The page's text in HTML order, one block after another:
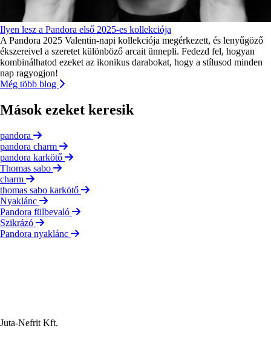
Ilyen lesz a Pandora első 2025-es kollekciója
A Pandora 2025 Valentin-napi kollekciója megérkezett, és lenyűgöző
ékszereivel a szeretet különböző arcait ünnepli. Fedezd fel, hogyan
kombinálhatod ezeket az ikonikus darabokat, hogy a stílusod minden
nap ragyogjon!
Még több blog
Mások ezeket keresik
pandora
pandora charm
pandora karkötő
Thomas sabo
charm
thomas sabo karkötő
Nyaklánc
Pandora fülbevaló
Szikrázó
Pandora nyaklánc
Juta-Nefrit Kft.